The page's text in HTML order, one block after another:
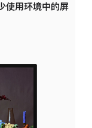
使用环境中的屏